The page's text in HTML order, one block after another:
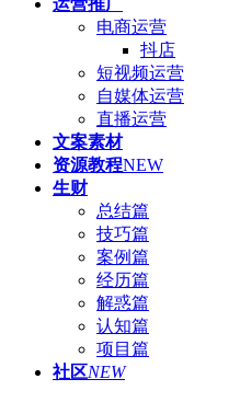
运营推广
电商运营
抖店
短视频运营
自媒体运营
直播运营
文案素材
资源教程NEW
生财
总结篇
技巧篇
案例篇
经历篇
解惑篇
认知篇
项目篇
社区NEW